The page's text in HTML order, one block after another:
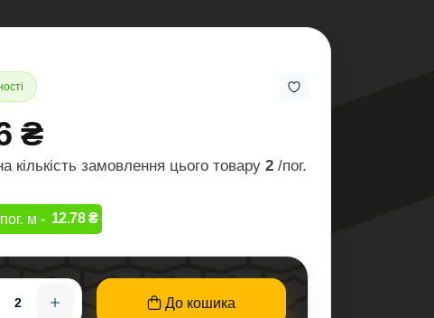
₴
кількість замовлення цього товару 2/пог.
м -12.78 ₴
До кошика